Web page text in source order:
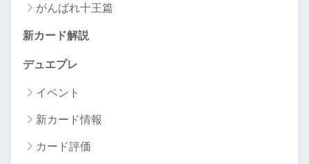
がんばれ十王篇
新カード解説
デュエプレ
イベント
新カード情報
カード評価